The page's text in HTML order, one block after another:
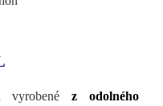
vyrobenéz odolného